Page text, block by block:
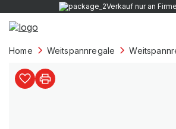
Verkauf nur an
Home Weitspannregale